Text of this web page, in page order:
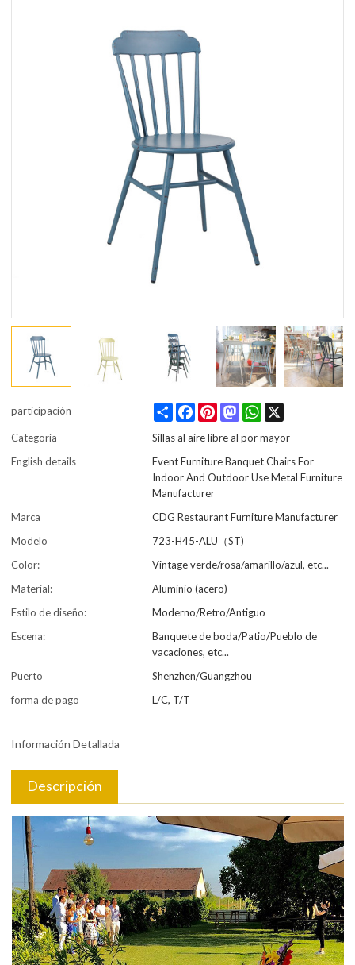
participación Share FacebookPinterestMastodonWhatsApp
Categoría
Sillas al aire libre al por mayor
English details
Event Furniture Banquet Chairs For
Indoor And Outdoor Use Metal Furniture
Manufacturer
Marca
CDG Restaurant Furniture Manufacturer
Modelo
723-H45-ALU（ST)
Color:
Vintage verde/rosa/amarillo/azul, etc...
Material:
Aluminio (acero)
Estilo de diseño:
Moderno/Retro/Antiguo
Escena:
Banquete de boda/Patio/Pueblo de
vacaciones, etc...
Puerto
Shenzhen/Guangzhou
forma de pago
L/C, T/T
Información Detallada
Descripción